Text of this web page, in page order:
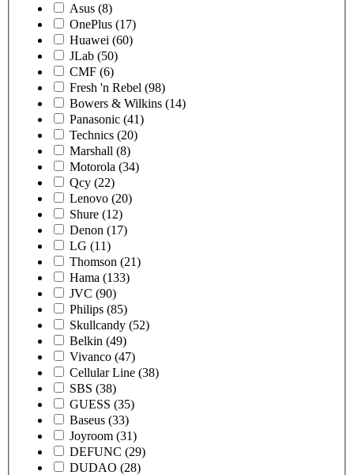
Asus (8)
OnePlus (17)
Huawei (60)
JLab (50)
CMF (6)
Fresh 'n Rebel (98)
Bowers & Wilkins (14)
Panasonic (41)
Technics (20)
Marshall (8)
Motorola (34)
Qcy (22)
Lenovo (20)
Shure (12)
Denon (17)
LG (11)
Thomson (21)
Hama (133)
JVC (90)
Philips (85)
Skullcandy (52)
Belkin (49)
Vivanco (47)
Cellular Line (38)
SBS (38)
GUESS (35)
Baseus (33)
Joyroom (31)
DEFUNC (29)
DUDAO (28)